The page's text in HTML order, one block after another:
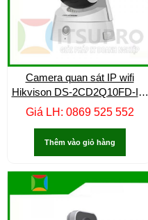
Camera quan sát IP wifi
Hikvison DS-2CD2Q10FD-IW
–
Giá LH: 0869 525 552
Thêm vào giỏ hàng